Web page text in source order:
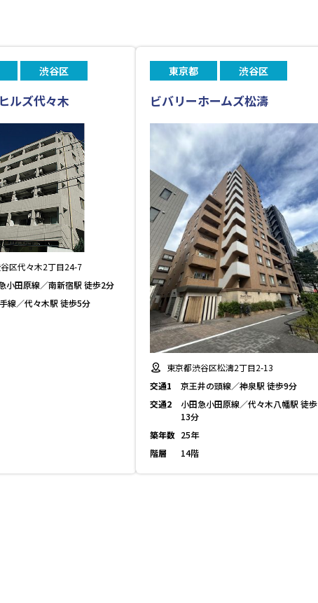
渋谷区
ルズ代々木
区代々木2丁目24-7
小田原線／南新宿駅 徒歩2分
線／代々木駅 徒歩5分
東京都 渋谷区
ビバリーホームズ松濤
東京都渋谷区松濤2丁目2-13
交通1
京王井の頭線／神泉駅 徒歩9分
交通2
小田急小田原線／代々木八幡駅 徒歩
13分
築年数 25年
階層
14階